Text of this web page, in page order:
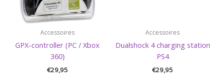
Accessoires
GPX-controller (PC / Xbox
360)
€29,95
Accessoires
Dualshock 4 charging station
PS4
€29,95